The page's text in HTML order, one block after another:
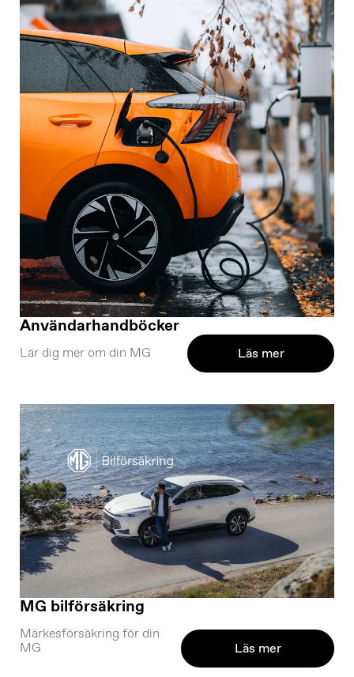
Användarhandböcker
Lär dig mer om din MG Läs mer
MG bilförsäkring
Märkesförsäkring för din
MG
Läs mer